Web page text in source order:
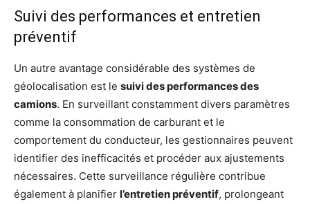
Suivi des performances et entretien
préventif
Un autre avantage considérable des systèmes de
géolocalisation est le suivi des performances des
camions. En surveillant constamment divers paramètres
comme la consommation de carburant et le
comportement du conducteur, les gestionnaires peuvent
identifier des inefficacités et procéder aux ajustements
nécessaires. Cette surveillance régulière contribue
également à planifier l’entretien préventif, prolongeant